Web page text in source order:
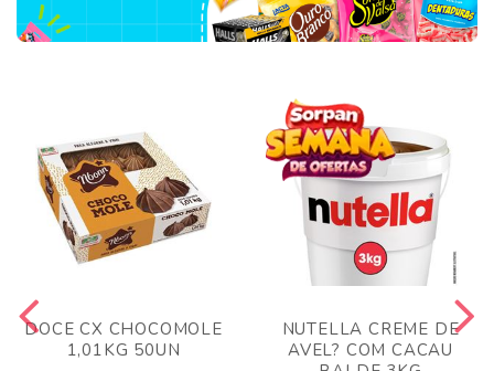
DOCE CX CHOCOMOLE
1,01KG 50UN
NUTELLA CREME DE
AVEL? COM CACAU